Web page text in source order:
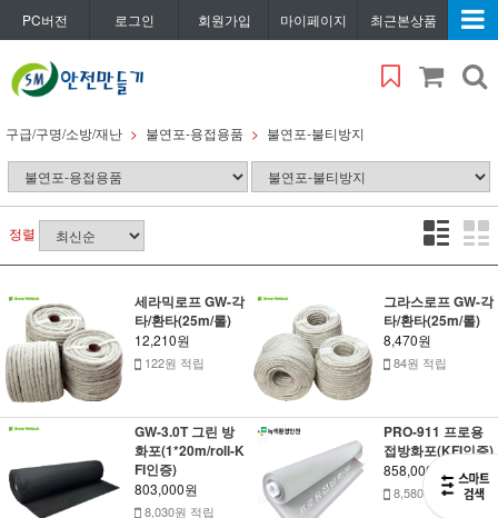
PC버전 로그인 회원가입 마이페이지 최근본상품
구급/구명/소방/재난 불연포-용접용품 불연포-불티방지
정렬
세라믹로프 GW-각
타/환타(25m/롤)
12,210원
122원 적립
그라스로프 GW-각
타/환타(25m/롤)
8,470원
84원 적립
GW-3.0T 그린 방
화포(1*20m/roll-K
FI인증)
803,000원
8,030원 적립
PRO-911 프로용
접방화포(KFI인증)
858,000원
8,580원 적립